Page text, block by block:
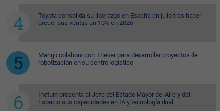
Toyota consolida su liderazgo en España en julio tras hacer
crecer sus ventas un 10% en 2026
Mango colabora con Theker para desarrollar proyectos de
robotización en su centro logístico
Inetum presenta al Jefe del Estado Mayor del Aire y del
Espacio sus capacidades en IA y tecnología dual